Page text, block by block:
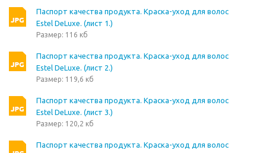
Паспорт качества продукта. Краска-уход для волос
Estel DeLuxe. (лист 1.)
Размер: 116 кб
Паспорт качества продукта. Краска-уход для волос
Estel DeLuxe. (лист 2.)
Размер: 119,6 кб
Паспорт качества продукта. Краска-уход для волос
Estel DeLuxe. (лист 3.)
Размер: 120,2 кб
Паспорт качества продукта. Краска-уход для волос